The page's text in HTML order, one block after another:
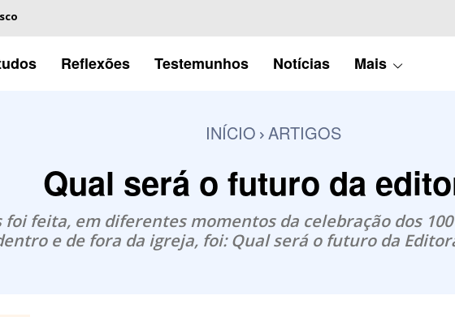
Reflexões Testemunhos Notícias Mais
INÍCIO ARTIGOS
Qual será o futuro da
feita, em diferentes momentos da celebração dos
e de fora da igreja, foi: Qual será o futuro da